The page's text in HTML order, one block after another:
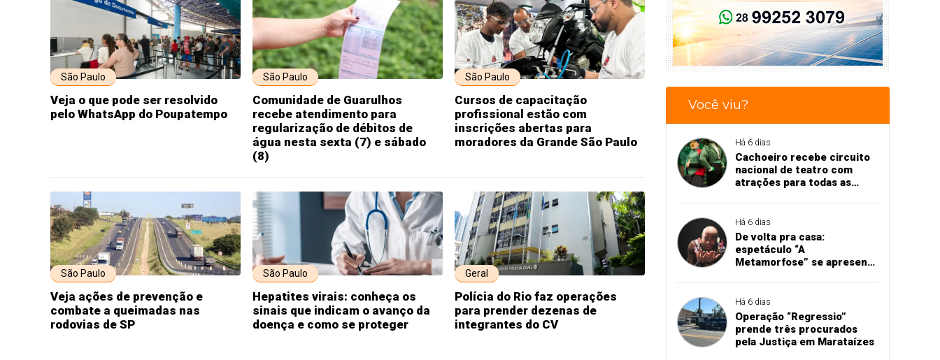
São Paulo
Veja o que pode ser resolvido
pelo WhatsApp do Poupatempo
São Paulo
Comunidade de Guarulhos
recebe atendimento para
regularização de débitos de
água nesta sexta (7) e sábado
(8)
São Paulo
Cursos de capacitação
profissional estão com
inscrições abertas para
moradores da Grande São Paulo
São Paulo
Veja ações de prevenção e
combate a queimadas nas
rodovias de SP
São Paulo
Hepatites virais: conheça os
sinais que indicam o avanço da
doença e como se proteger
Geral
Polícia do Rio faz operações
para prender dezenas de
integrantes do CV
Você viu?
Há 6 dias
Cachoeiro recebe circuito
nacional de teatro com
atrações para todas as
Há 6 dias
De volta pra casa:
espetáculo “A
Metamorfose” se apresenta
Há 6 dias
Operação “Regressio”
prende três procurados
pela Justiça em Marataízes